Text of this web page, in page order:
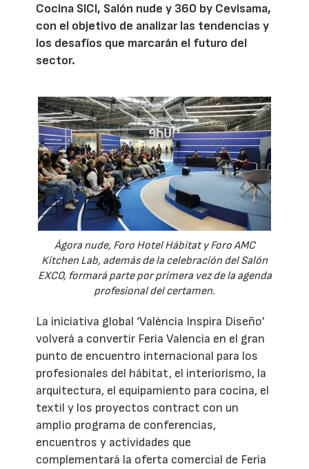
Cocina SICI, Salón nude y 360 by Cevisama,
con el objetivo de analizar las tendencias y
los desafíos que marcarán el futuro del
sector.
Ágora nude, Foro Hotel Hábitat y Foro AMC
Kitchen Lab, además de la celebración del Salón
EXCO, formará parte por primera vez de la agenda
profesional del certamen.
La iniciativa global ‘València Inspira Diseño’
volverá a convertir Feria Valencia en el gran
punto de encuentro internacional para los
profesionales del hábitat, el interiorismo, la
arquitectura, el equipamiento para cocina, el
textil y los proyectos contract con un
amplio programa de conferencias,
encuentros y actividades que
complementará la oferta comercial de Feria